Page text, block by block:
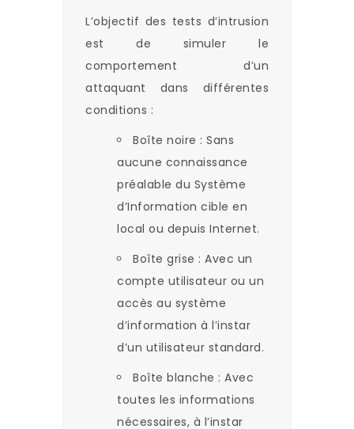
L’objectif des tests d’intrusion
est de simuler le
comportement d’un
attaquant dans différentes
conditions :
Boîte noire : Sans
aucune connaissance
préalable du Système
d’Information cible en
local ou depuis Internet.
Boîte grise : Avec un
compte utilisateur ou un
accès au système
d’information à l’instar
d’un utilisateur standard.
Boîte blanche : Avec
toutes les informations
nécessaires, à l’instar